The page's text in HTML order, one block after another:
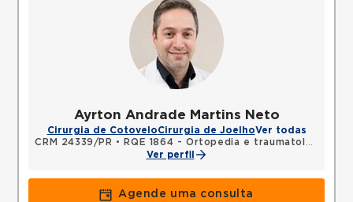
Ayrton Andrade Martins Neto
Cirurgia de CotoveloCirurgia de JoelhoVer todas
CRM 24339/PR •
RQE 1864 - Ortopedia e traumatologia
Ver perfil
Agende uma consulta